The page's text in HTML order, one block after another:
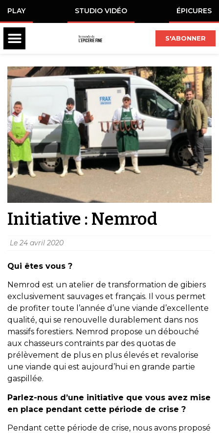
PLAY STUDIO VIDÉO ÉPICURES
S'ABONNER
Initiative : Nemrod
Le 24 avril 2020
Qui êtes vous ?
Nemrod est un atelier de transformation de gibiers
exclusivement sauvages et français. Il vous permet
de profiter toute l’année d’une viande d’excellente
qualité, qui se renouvelle durablement dans nos
massifs forestiers. Nemrod propose un débouché
aux chasseurs contraints par des quotas de
prélèvement de plus en plus élevés et revalorise
une viande qui est aujourd’hui en grande partie
gaspillée.
Parlez-nous d’une initiative que vous avez mise
en place pendant cette période de crise ?
Pendant cette période de crise, nous avons proposé